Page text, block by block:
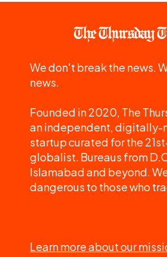
We don't break the news.
news.
Founded in 2020, The
an independent, digitally-
startup curated for the
globalist. Bureaus from
Islamabad and beyond.
dangerous to those who
Learn more about our